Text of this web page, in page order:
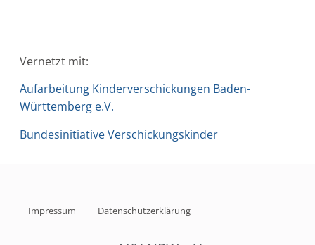
Vernetzt mit:
Aufarbeitung Kinderverschickungen Baden-
Württemberg e.V.
Bundesinitiative Verschickungskinder
Impressum Datenschutzerklärung